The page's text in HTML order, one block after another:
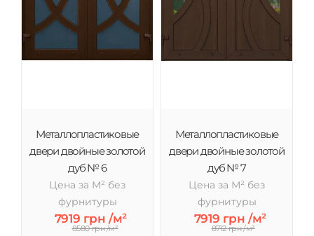
Металлопластиковые
двери двойные золотой
дуб № 6
Цена за М² без
фурнитуры
7919 грн /м²
8580 грн /м²
Металлопластиковые
двери двойные золотой
дуб № 7
Цена за М² без
фурнитуры
7919 грн /м²
8712 грн /м²